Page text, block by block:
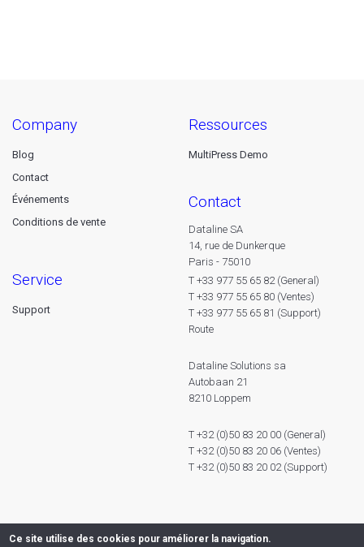
company
Blog
Contact
Événements
Conditions de vente
service
Support
ressources
MultiPress Demo
contact
Dataline SA
14, rue de Dunkerque
Paris - 75010
T +33 977 55 65 82 (General)
T +33 977 55 65 80 (Ventes)
T +33 977 55 65 81 (Support)
Route
Dataline Solutions sa
Autobaan 21
8210 Loppem
T +32 (0)50 83 20 00 (General)
T +32 (0)50 83 20 06 (Ventes)
T +32 (0)50 83 20 02 (Support)
Ce site utilise des cookies pour améliorer la navigation.